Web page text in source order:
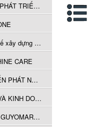
CÔNG TY TNHH ĐẦU TƯ VÀ PHÁT TRIỂN NGUỒN NHÂN LỰC PITSCO
Công ty cổ phần tư vấn thiết kế xây dựng dân dụng và công nghiệp Hà Nội
CARE
CÔNG TY TNHH MTV CHUYỂN PHÁT NHANH THUẬN PHONG - CN.TPHCM
CÔNG TY TNHH SẢN XUẤT VÀ KINH DOANH ĐỒ ĐÓNG HÀNG DODOHA
CHI NHÁNH CÔNG TY TNHH GUYOMARC’H-VCN TẠI HÀ NAM